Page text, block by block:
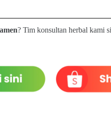
? Tim konsultan herbal kami